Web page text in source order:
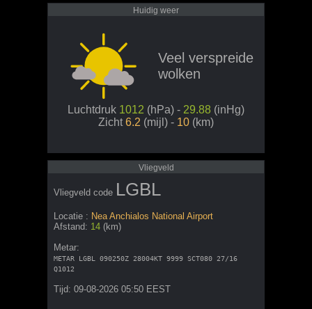
Huidig weer
Veel verspreide
wolken
Luchtdruk 1012 (hPa) - 29.88 (inHg)
Zicht6.2 (mijl) - 10 (km)
Vliegveld
Vliegveld code LGBL
Locatie : Nea Anchialos National Airport
Afstand: 14 (km)
Metar:
METAR LGBL 090250Z 28004KT 9999 SCT080 27/16
Q1012
Tijd: 09-08-2026 05:50 EEST